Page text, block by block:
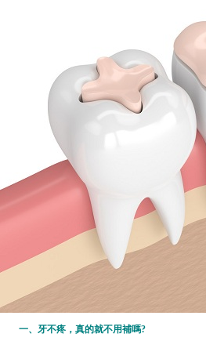
一、牙不疼，真的就不用補嗎?